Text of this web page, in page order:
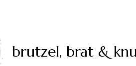
brutzel, brat &